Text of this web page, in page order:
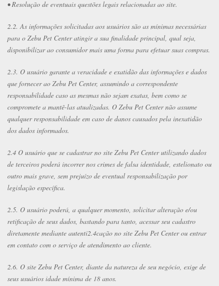
• Resolução de eventuais questões legais relacionadas ao site.
2.2. As informações solicitadas aos usuários são as mínimas necessárias
para o Zebu Pet Center atingir a sua finalidade principal, qual seja,
disponibilizar ao consumidor mais uma forma para efetuar suas compras.
2.3. O usuário garante a veracidade e exatidão das informações e dados
que fornecer ao Zebu Pet Center, assumindo a correspondente
responsabilidade caso as mesmas não sejam exatas, bem como se
compromete a mantê-las atualizadas. O Zebu Pet Center não assume
qualquer responsabilidade em caso de danos causados pela inexatidão
dos dados informados.
2.4 O usuário que se cadastrar no site Zebu Pet Center utilizando dados
de terceiros poderá incorrer nos crimes de falsa identidade, estelionato ou
outro mais grave, sem prejuízo de eventual responsabilização por
legislação específica.
2.5. O usuário poderá, a qualquer momento, solicitar alteração e/ou
retificação de seus dados, bastando para tanto, acessar seu cadastro
diretamente mediante autenti2.4cação no site Zebu Pet Center ou entrar
em contato com o serviço de atendimento ao cliente.
2.6. O site Zebu Pet Center, diante da natureza de seu negócio, exige de
seus usuários idade mínima de 18 anos.